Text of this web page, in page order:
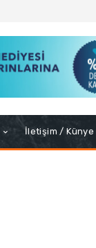
İletişim / Künye